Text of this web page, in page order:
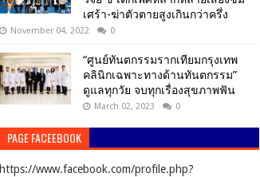
เศร้า-ฆ่าตัวตายสูงเกินกว่าครึ่ง
November 04, 2022 0
“ศูนย์ทันตกรรมรากเทียมกรุงเทพ
คลินิกเฉพาะทางด้านทันตกรรม”
ดูแลทุกวัย จบทุกเรื่องสุขภาพฟัน
March 02, 2023 0
PAGE FACEEBOOK
https://www.facebook.com/profile.php?